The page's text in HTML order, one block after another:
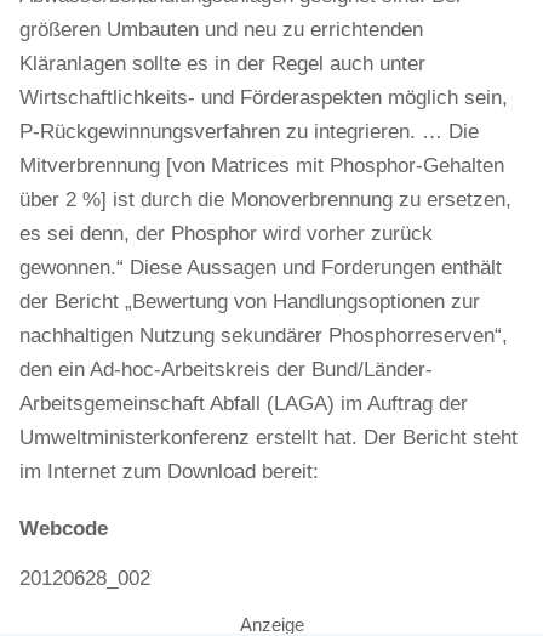
größeren Umbauten und neu zu errichtenden
Kläranlagen sollte es in der Regel auch unter
Wirtschaftlichkeits- und Förderaspekten möglich sein,
P-Rückgewinnungsverfahren zu integrieren. … Die
Mitverbrennung [von Matrices mit Phosphor-Gehalten
über 2 %] ist durch die Monoverbrennung zu ersetzen,
es sei denn, der Phosphor wird vorher zurück
gewonnen.“ Diese Aussagen und Forderungen enthält
der Bericht „Bewertung von Handlungsoptionen zur
nachhaltigen Nutzung sekundärer Phosphorreserven“,
den ein Ad-hoc-Arbeitskreis der Bund/Länder-
Arbeitsgemeinschaft Abfall (LAGA) im Auftrag der
Umweltministerkonferenz erstellt hat. Der Bericht steht
im Internet zum Download bereit:
Webcode
20120628_002
Anzeige